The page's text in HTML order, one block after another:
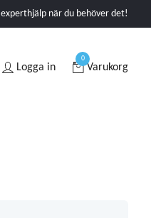
när du behöver det!
Logga in
0
Varukorg